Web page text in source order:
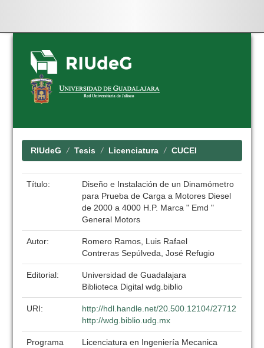
Skip
navigation
RIUdeG Tesis Licenciatura CUCEI
Título:
Diseño e Instalación de un Dinamómetro
para Prueba de Carga a Motores Diesel
de 2000 a 4000 H.P. Marca " Emd "
General Motors
Autor:
Romero Ramos, Luis Rafael
Contreras Sepúlveda, José Refugio
Editorial:
Universidad de Guadalajara
Biblioteca Digital wdg.biblio
URI:
http://hdl.handle.net/20.500.12104/27712
http://wdg.biblio.udg.mx
Programa
Licenciatura en Ingeniería Mecanica